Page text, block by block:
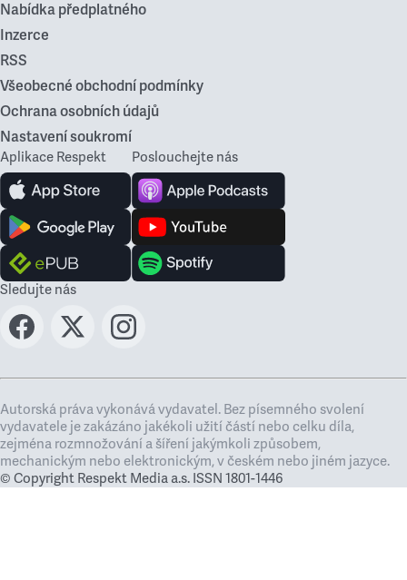
Nabídka předplatného
Inzerce
RSS
Všeobecné obchodní podmínky
Ochrana osobních údajů
Nastavení soukromí
Aplikace Respekt Poslouchejte nás
Sledujte nás
Autorská práva vykonává vydavatel. Bez písemného svolení
vydavatele je zakázáno jakékoli užití částí nebo celku díla,
zejména rozmnožování a šíření jakýmkoli způsobem,
mechanickým nebo elektronickým, v českém nebo jiném jazyce.
© Copyright Respekt Media a.s. ISSN 1801-1446